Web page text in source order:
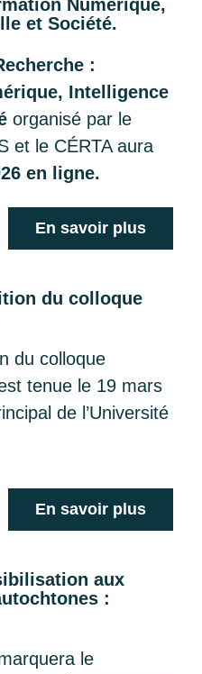
Numérique,
et Société.
:
Intelligence
organisé par le
et le CÉRTA aura
en ligne.
En savoir plus
du colloque
du colloque
tenue le 19 mars
de l’Université
En savoir plus
aux
:
le